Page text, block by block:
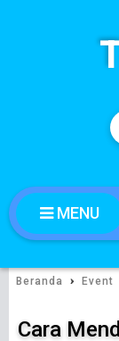
MENU
Beranda › Event
Cara